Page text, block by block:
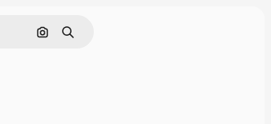
Cerca per immagine
Ricerca